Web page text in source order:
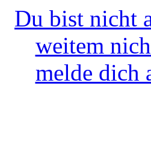
Du bist nicht
weitem
melde dich